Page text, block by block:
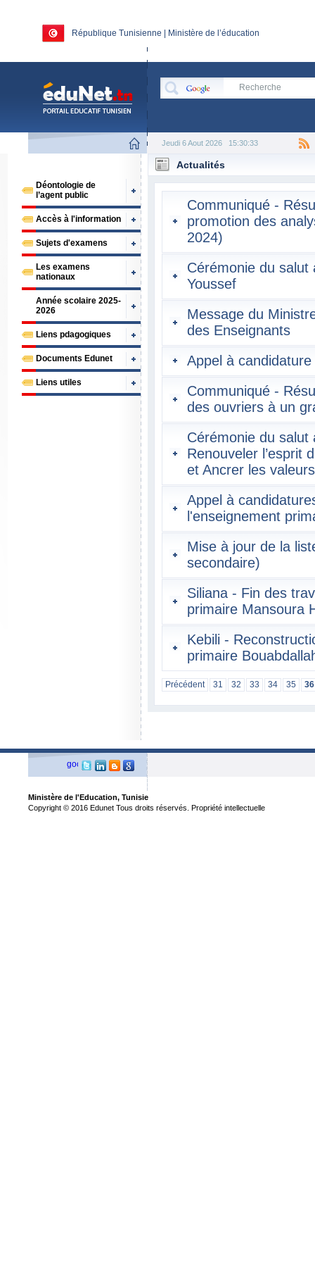
République Tunisienne | Ministère de l’éducation
Jeudi 6 Aout 2026 15:30:33
Déontologie de
l’agent public
Accès à l'information
Sujets d'examens
Les examens
nationaux
Année scolaire 2025-
2026
Liens pdagogiques
Documents Edunet
Liens utiles
Actualités
Communiqué -
promotion des
2024)
Cérémonie du salut
Youssef
Message du
des Enseignants
Appel à
Communiqué -
des ouvriers à un
Cérémonie du
Renouveler l’esprit
et Ancrer les
Appel à
l'enseignement
Mise à jour de la
secondaire)
Siliana - Fin des
primaire Mansoura
Kebili -
primaire
Précédent 31 32 33 34 35 36
Ministère de l'Education, Tunisie
Copyright © 2016 Edunet Tous droits réservés. Propriété intellectuelle